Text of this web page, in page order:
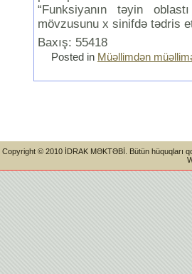
“Funksiyanın təyin
mövzusunu x sinifdə tədris
Baxış: 55418
Posted in Müəllimdən
Copyright © 2010 İDRAK MƏKTƏBİ. Bütün hüquqları